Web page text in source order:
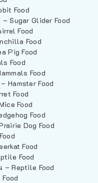
Food
Sugar Glider Food
Food
Food
Pig Food
Food
Food
Hamster Food
Food
Food
Food
Dog Food
Food
Food
– Reptile Food